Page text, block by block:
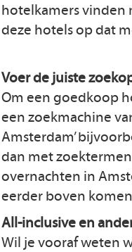
hotelkamers vinden
deze hotels op dat
Voer de juiste
Om een goedkoop
een zoekmachine
Amsterdam’
dan met zoektermen
overnachten in
eerder boven
All-inclusive en
Wil je vooraf weten